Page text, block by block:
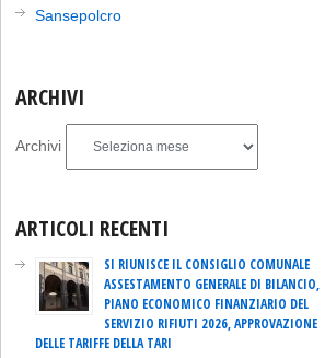
Sansepolcro
ARCHIVI
Archivi
ARTICOLI RECENTI
SI RIUNISCE IL CONSIGLIO COMUNALE
ASSESTAMENTO GENERALE DI BILANCIO,
PIANO ECONOMICO FINANZIARIO DEL
SERVIZIO RIFIUTI 2026, APPROVAZIONE
DELLE TARIFFE DELLA TARI